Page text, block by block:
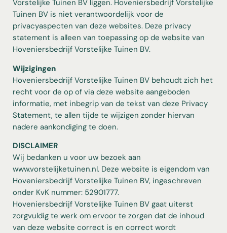
Vorstelijke Tuinen BV liggen. Hoveniersbedrijf Vorstelijke
Tuinen BV is niet verantwoordelijk voor de
privacyaspecten van deze websites. Deze privacy
statement is alleen van toepassing op de website van
Hoveniersbedrijf Vorstelijke Tuinen BV.
Wijzigingen
Hoveniersbedrijf Vorstelijke Tuinen BV behoudt zich het
recht voor de op of via deze website aangeboden
informatie, met inbegrip van de tekst van deze Privacy
Statement, te allen tijde te wijzigen zonder hiervan
nadere aankondiging te doen.
DISCLAIMER
Wij bedanken u voor uw bezoek aan
www.vorstelijketuinen.nl. Deze website is eigendom van
Hoveniersbedrijf Vorstelijke Tuinen BV, ingeschreven
onder KvK nummer: 52901777.
Hoveniersbedrijf Vorstelijke Tuinen BV gaat uiterst
zorgvuldig te werk om ervoor te zorgen dat de inhoud
van deze website correct is en correct wordt